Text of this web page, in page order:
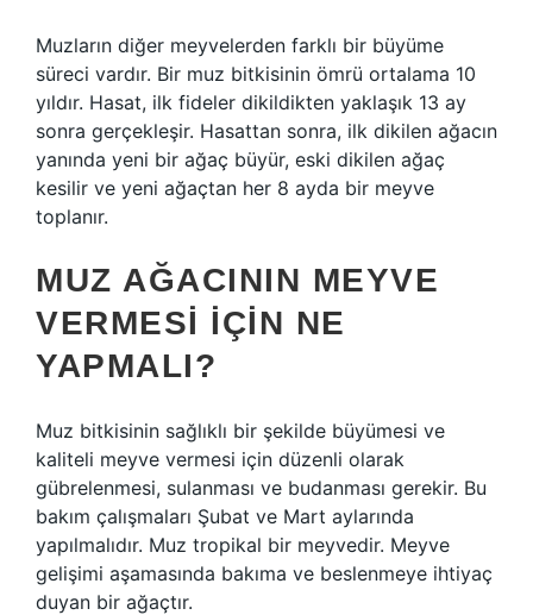
Muzların diğer meyvelerden farklı bir büyüme
süreci vardır. Bir muz bitkisinin ömrü ortalama 10
yıldır. Hasat, ilk fideler dikildikten yaklaşık 13 ay
sonra gerçekleşir. Hasattan sonra, ilk dikilen ağacın
yanında yeni bir ağaç büyür, eski dikilen ağaç
kesilir ve yeni ağaçtan her 8 ayda bir meyve
toplanır.
MUZ AĞACININ MEYVE
VERMESI IÇIN NE
YAPMALI?
Muz bitkisinin sağlıklı bir şekilde büyümesi ve
kaliteli meyve vermesi için düzenli olarak
gübrelenmesi, sulanması ve budanması gerekir. Bu
bakım çalışmaları Şubat ve Mart aylarında
yapılmalıdır. Muz tropikal bir meyvedir. Meyve
gelişimi aşamasında bakıma ve beslenmeye ihtiyaç
duyan bir ağaçtır.